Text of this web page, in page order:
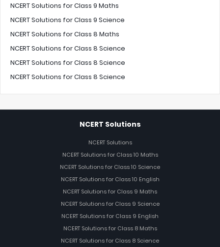
NCERT Solutions for Class 9 Maths
NCERT Solutions for Class 9 Science
NCERT Solutions for Class 8 Maths
NCERT Solutions for Class 8 Science
NCERT Solutions for Class 8 Science
NCERT Solutions for Class 8 Science
NCERT Solutions
NCERT Solutions
NCERT Solutions for Class 10 Maths
NCERT Solutions for Class 10 Science
NCERT Solutions for Class 10 English
NCERT Solutions for Class 9 Maths
NCERT Solutions for Class 9 Science
NCERT Solutions for Class 9 English
NCERT Solutions for Class 8 Maths
NCERT Solutions for Class 8 Science